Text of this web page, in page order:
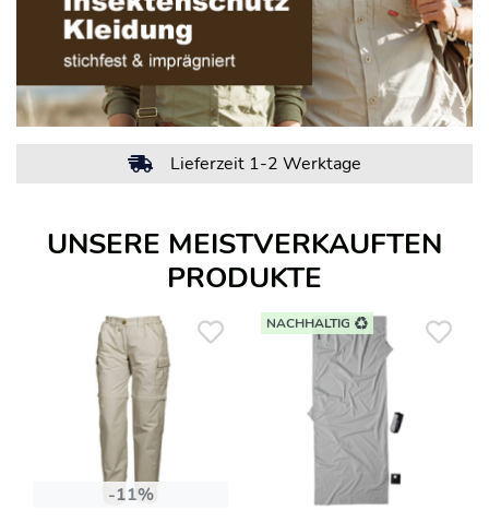
Lieferzeit 1-2 Werktage
Kostenloser Rückversand
UNSERE MEISTVERKAUFTEN
PRODUKTE
-11%
NACHHALTIG